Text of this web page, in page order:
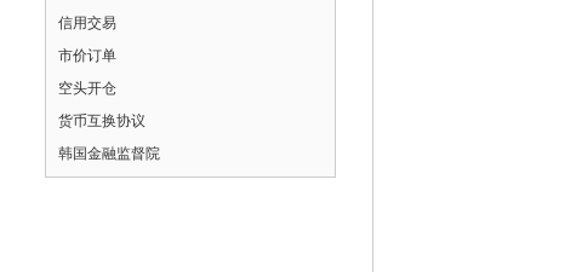
信用交易
市价订单
空头开仓
货币互换协议
韩国金融监督院